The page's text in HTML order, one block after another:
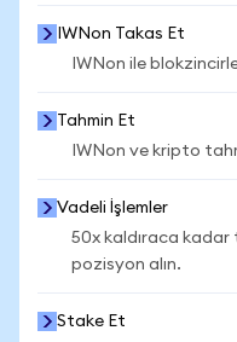
IWNon Takas Et
IWNon ile
Tahmin Et
IWNon ve kripto
Vadeli İşlemler
50x kaldıraca kadar
pozisyon alın.
Stake Et